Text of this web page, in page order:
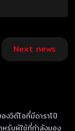
Next news
วิดีโอที่มีดาราโป๊
รับผู้ใช้ที่กําลังมอง